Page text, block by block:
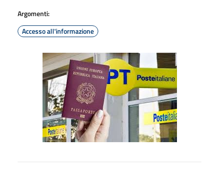
Argomenti:
Accesso all'informazione